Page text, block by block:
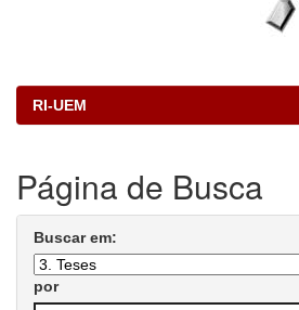
RI-UEM
Página de Busca
Buscar em:
por